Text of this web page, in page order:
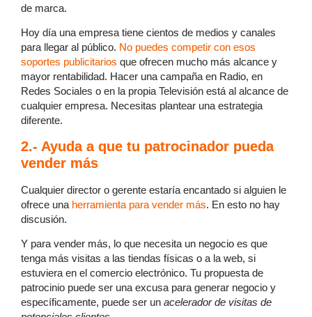
de marca.
Hoy día una empresa tiene cientos de medios y canales
para llegar al público. No puedes competir con esos
soportes publicitarios que ofrecen mucho más alcance y
mayor rentabilidad. Hacer una campaña en Radio, en
Redes Sociales o en la propia Televisión está al alcance de
cualquier empresa. Necesitas plantear una estrategia
diferente.
2.- Ayuda a que tu patrocinador pueda
vender más
Cualquier director o gerente estaría encantado si alguien le
ofrece una herramienta para vender más. En esto no hay
discusión.
Y para vender más, lo que necesita un negocio es que
tenga más visitas a las tiendas físicas o a la web, si
estuviera en el comercio electrónico. Tu propuesta de
patrocinio puede ser una excusa para generar negocio y
específicamente, puede ser un acelerador de visitas de